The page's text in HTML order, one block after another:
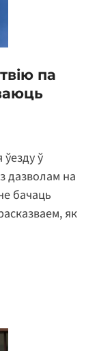
па
ўезду ў
дазволам на
бачаць
як